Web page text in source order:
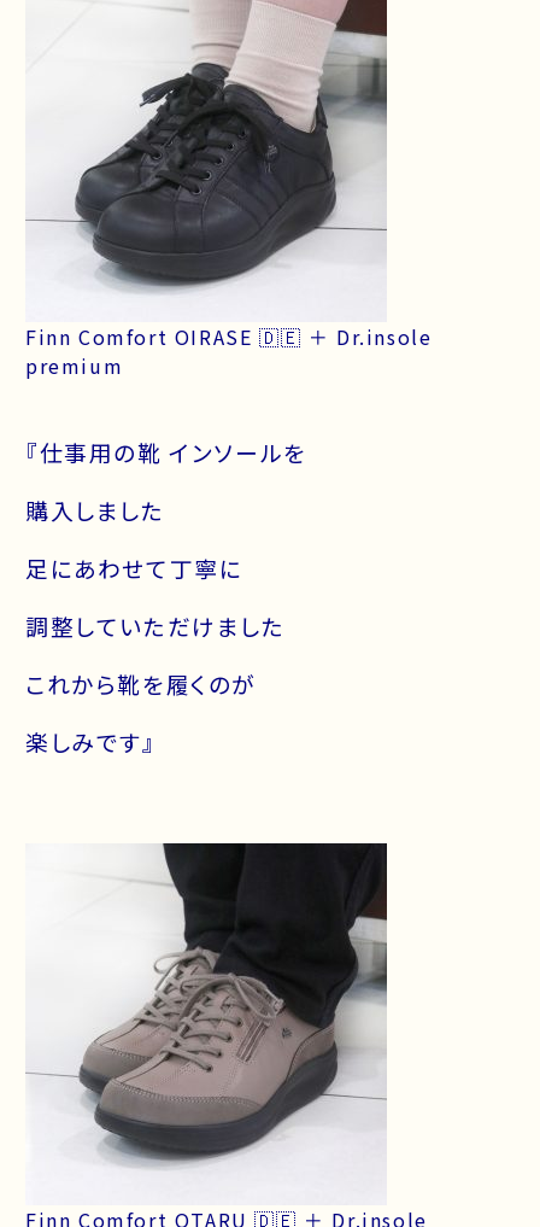
Finn Comfort OIRASE 🇩🇪 ＋ Dr.insole
premium
『仕事用の靴 インソールを
購入しました
足にあわせて丁寧に
調整していただけました
これから靴を履くのが
楽しみです』
Finn Comfort OTARU 🇩🇪 ＋ Dr.insole